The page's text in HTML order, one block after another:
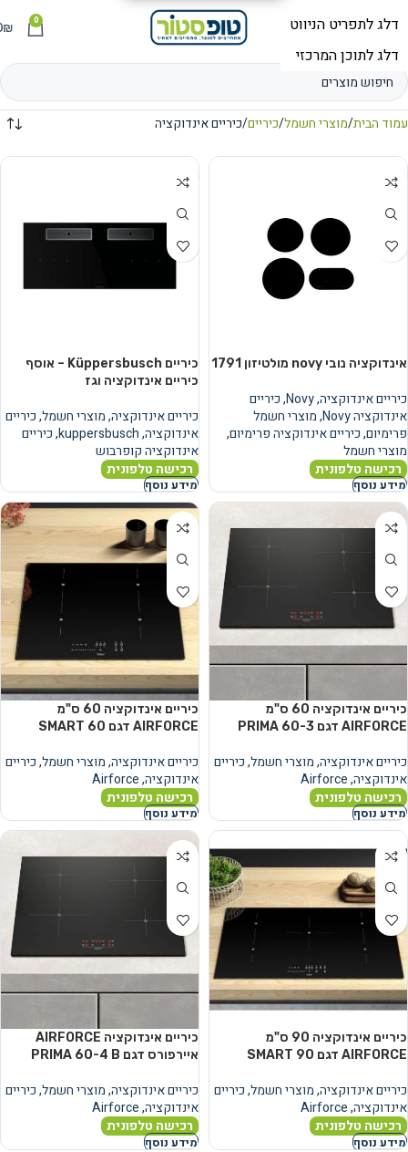
תפריט 0
₪
עמוד הבית מוצרי חשמל כיריים כיריים אינדוקציה
אינדוקציה נובי novy מולטיזון 1791
כיריים אינדוקציה,
Novy
,כיריים
אינדוקציה Novy
,מוצרי חשמל
פרימיום,כיריים אינדוקציה פרימיום,
מוצרי חשמל
רכישה טלפונית
מידע נוסף
כיריים Küppersbusch – אוסף
כיריים אינדוקציה וגז
כיריים אינדוקציה,מוצרי חשמל,כיריים
אינדוקציה,
kuppersbusch
,כיריים
אינדוקציה קופרבוש
רכישה טלפונית
מידע נוסף
כיריים אינדוקציה 60 ס"מ
AIRFORCE דגם PRIMA 60-3
כיריים אינדוקציה,מוצרי חשמל,כיריים
אינדוקציה,
Airforce
רכישה טלפונית
מידע נוסף
כיריים אינדוקציה 60 ס"מ
AIRFORCE דגם SMART 60
כיריים אינדוקציה,מוצרי חשמל,כיריים
אינדוקציה,
Airforce
רכישה טלפונית
מידע נוסף
כיריים אינדוקציה 90 ס"מ
AIRFORCE דגם SMART 90
כיריים אינדוקציה,מוצרי חשמל,כיריים
אינדוקציה,
Airforce
רכישה טלפונית
מידע נוסף
כיריים אינדוקציה AIRFORCE
איירפורס דגם PRIMA 60-4 B
כיריים אינדוקציה,מוצרי חשמל,כיריים
אינדוקציה,
Airforce
רכישה טלפונית
מידע נוסף